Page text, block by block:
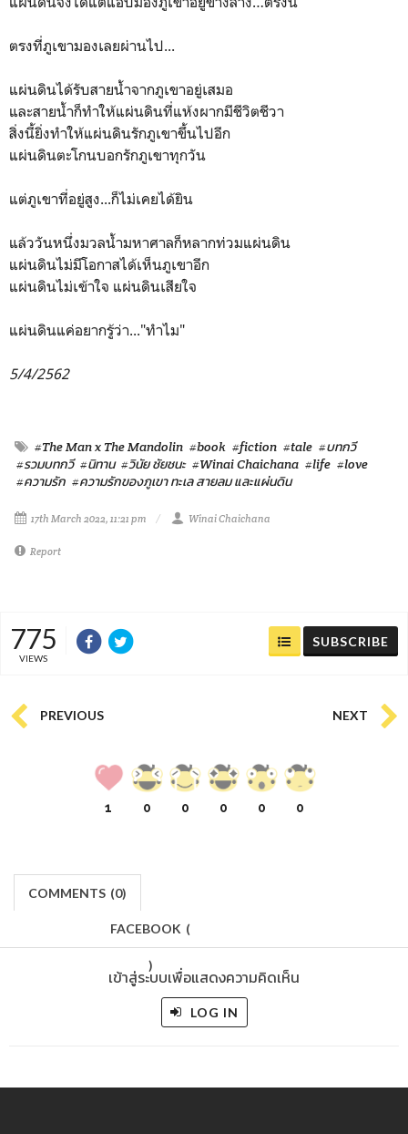
ตรงที่ภูเขามองเลยผ่านไป...
แผ่นดินได้รับสายน้ำจากภูเขาอยู่เสมอ
และสายน้ำก็ทำให้แผ่นดินที่แห้งผากมีชีวิตชีวา
สิ่งนี้ยิ่งทำให้แผ่นดินรักภูเขาขึ้นไปอีก
แผ่นดินตะโกนบอกรักภูเขาทุกวัน
แต่ภูเขาที่อยู่สูง...ก็ไม่เคยได้ยิน
แล้ววันหนึ่งมวลน้ำมหาศาลก็หลากท่วมแผ่นดิน
แผ่นดินไม่มีโอกาสได้เห็นภูเขาอีก
แผ่นดินไม่เข้าใจ แผ่นดินเสียใจ
แผ่นดินแค่อยากรู้ว่า..."ทำไม"
5/4/2562
#The Man x The Mandolin #book #fiction #tale #บทกวี
#รวมบทกวี #นิทาน #วินัย ชัยชนะ #Winai Chaichana #life #love
#ความรัก #ความรักของภูเขา ทะเล สายลม และแผ่นดิน
17th March 2022, 11:21 pm Winai Chaichana
Report
775
VIEWS
SUBSCRIBE
PREVIOUS NEXT
1 0 0 0 0 0
COMMENTS (0)
FACEBOOK (
)
เข้าสู่ระบบเพื่อแสดงความคิดเห็น
LOG IN